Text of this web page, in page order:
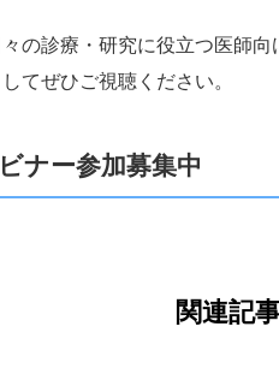
の診療・研究に役立つ医師
てぜひご視聴ください。
ナー参加募集中
関連記